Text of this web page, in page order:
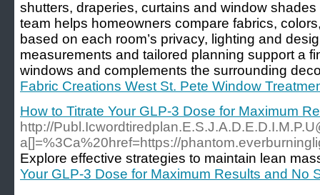
shutters, draperies, curtains and window
team helps homeowners compare fabrics,
based on each room’s privacy, lighting and
measurements and tailored planning support a
windows and complements the surrounding
Fabric Creations West St. Pete Window
How to Titrate Your GLP-3 Dose for Maximum
http://
a[]=%3Ca%20href=https://
Explore effective strategies to maintain lean
Your GLP-3 Dose for Maximum Results and No